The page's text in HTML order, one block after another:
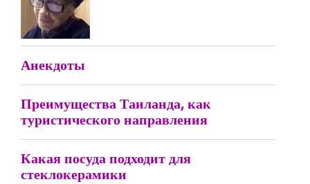
Анекдоты
Преимущества Таиланда, как
туристического направления
Какая посуда подходит для
стеклокерамики